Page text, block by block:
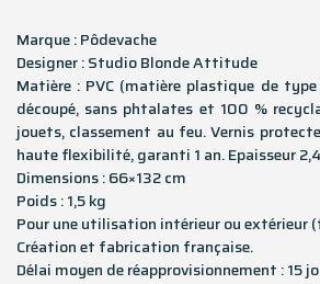
Marque : Pôdevache
Designer : Studio Blonde Attitude
Matière : PVC (matière plastique de
découpé, sans phtalates et 100 %
jouets, classement au feu. Vernis
haute flexibilité, garanti 1 an. Epaisseur
Dimensions : 66×132 cm
Poids : 1,5 kg
Pour une utilisation intérieur ou extérieur
Création et fabrication française.
Délai moyen de réapprovisionnement : 15